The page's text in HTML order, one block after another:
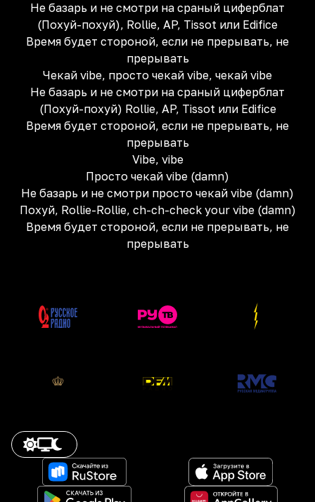
Не базарь и не смотри на сраный циферблат
(Похуй-похуй), Rollie, AP, Tissot или Edifice
Время будет стороной, если не прерывать, не
прерывать
Чекай vibe, просто чекай vibe, чекай vibe
Не базарь и не смотри на сраный циферблат
(Похуй-похуй) Rollie, AP, Tissot или Edifice
Время будет стороной, если не прерывать, не
прерывать
Vibe, vibe
Просто чекай vibe (damn)
Не базарь и не смотри просто чекай vibe (damn)
Похуй, Rollie-Rollie, ch-ch-check your vibe (damn)
Время будет стороной, если не прерывать, не
прерывать